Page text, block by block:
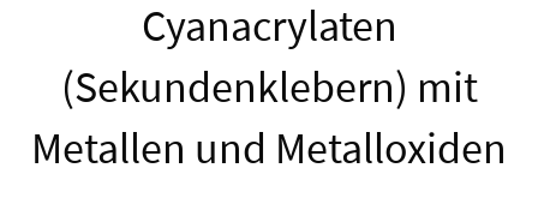
Cyanacrylaten
(Sekundenklebern) mit
Metallen und Metalloxiden